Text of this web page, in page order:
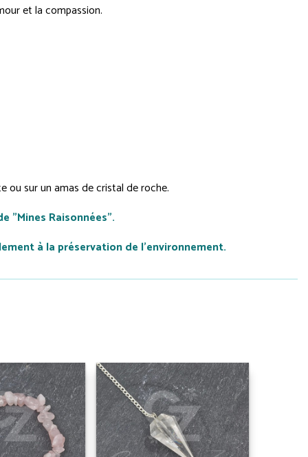
et la compassion.
ou sur un amas de cristal de roche.
"Mines Raisonnées".
à la préservation de l'environnement.